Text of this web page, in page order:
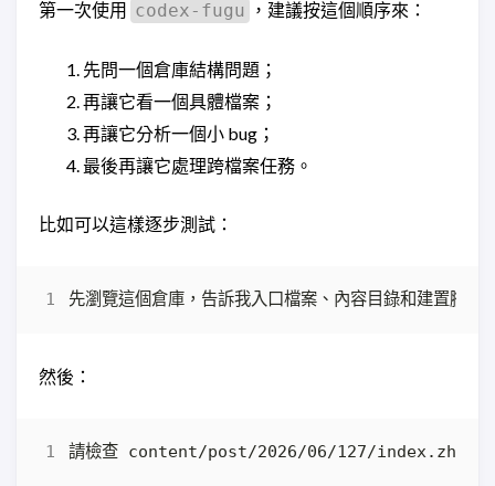
第一次使用 codex-fugu ，建議按這個順序來：
先問一個倉庫結構問題；
再讓它看一個具體檔案；
再讓它分析一個小 bug；
最後再讓它處理跨檔案任務。
比如可以這樣逐步測試：
然後：